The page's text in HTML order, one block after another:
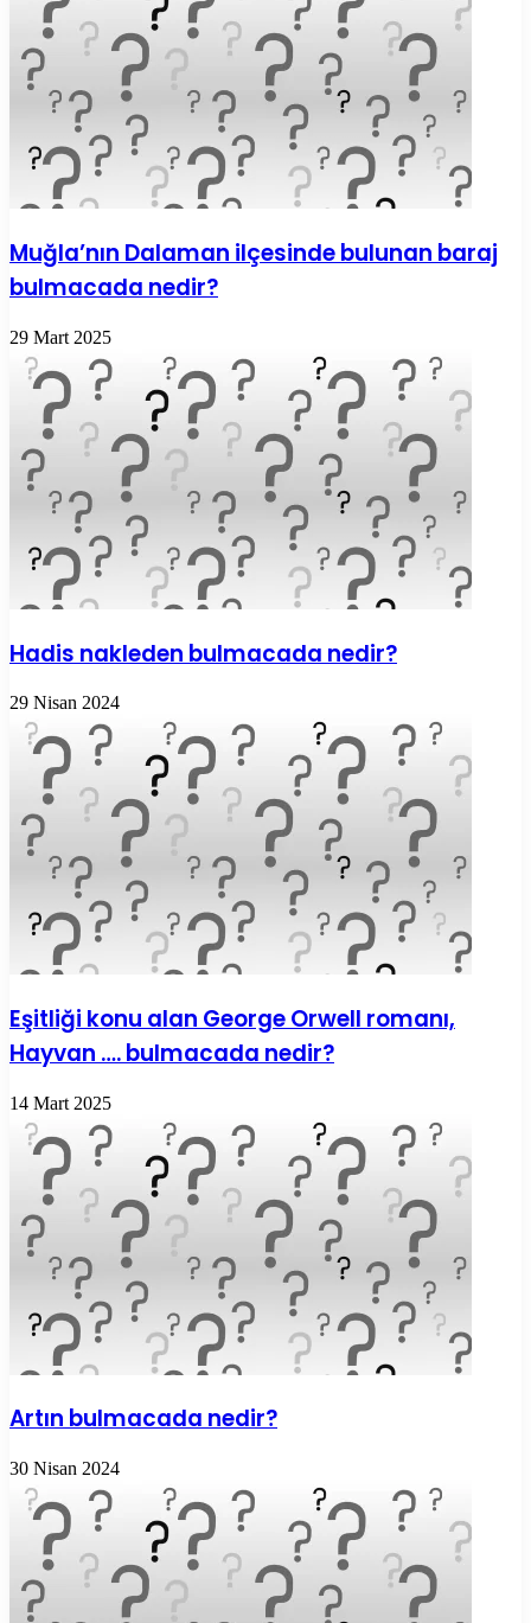
Muğla’nın Dalaman ilçesinde bulunan baraj
bulmacada nedir?
29 Mart 2025
Hadis nakleden bulmacada nedir?
29 Nisan 2024
Eşitliği konu alan George Orwell romanı,
Hayvan …. bulmacada nedir?
14 Mart 2025
Artın bulmacada nedir?
30 Nisan 2024